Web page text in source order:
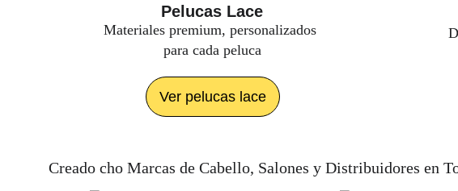
Pelucas Lace
Materiales premium, personalizados
para cada peluca
Ver pelucas lace
Creado cho Marcas de Cabello, Salones y Distribuidores en